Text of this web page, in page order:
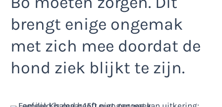
brengt enige ongemak
met zich mee doordat de
hond ziek blijkt te zijn.